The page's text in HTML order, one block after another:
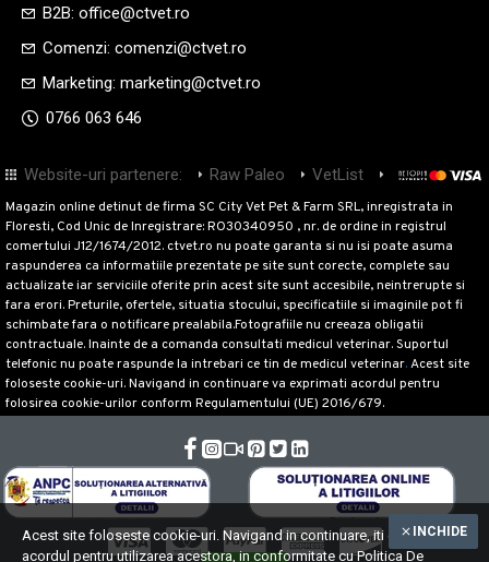
B2B: office@ctvet.ro
Comenzi: comenzi@ctvet.ro
Marketing: marketing@ctvet.ro
0766 063 646
Website-uri partenere: Raw Paleo VetList M-Pets
Magazin online detinut de firma SC City Vet Pet & Farm SRL, inregistrata in
Floresti, Cod Unic de Inregistrare: RO30340950 , nr. de ordine in registrul
comertului J12/1674/2012. ctvet.ro nu poate garanta si nu isi poate asuma
raspunderea ca informatiile prezentate pe site sunt corecte, complete sau
actualizate iar serviciile oferite prin acest site sunt accesibile, neintrerupte si
fara erori. Preturile, ofertele, situatia stocului, specificatiile si imaginile pot fi
schimbate fara o notificare prealabila.Fotografiile nu creeaza obligatii
contractuale. Inainte de a comanda consultati medicul veterinar. Suportul
telefonic nu poate raspunde la intrebari ce tin de medicul veterinar.Acest site
foloseste cookie-uri. Navigand in continuare va exprimati acordul pentru
folosirea cookie-urilor conform Regulamentului (UE) 2016/679.
INCHIDE
Acest site foloseste cookie-uri. Navigand in continuare, iti exprimi
acordul pentru utilizarea acestora, in conformitate cu Politica De